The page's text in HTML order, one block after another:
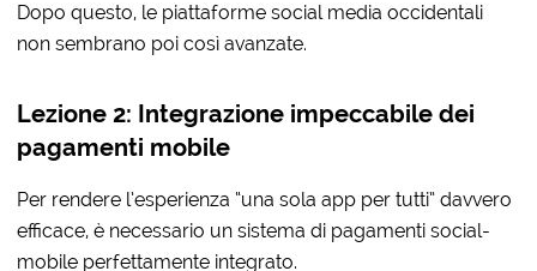
Dopo questo, le piattaforme social media occidentali
non sembrano poi così avanzate.
Lezione 2: Integrazione impeccabile dei
pagamenti mobile
Per rendere l’esperienza “una sola app per tutti” davvero
efficace, è necessario un sistema di pagamenti social-
mobile perfettamente integrato.